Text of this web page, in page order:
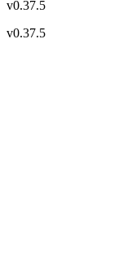
v0.37.5
v0.37.5